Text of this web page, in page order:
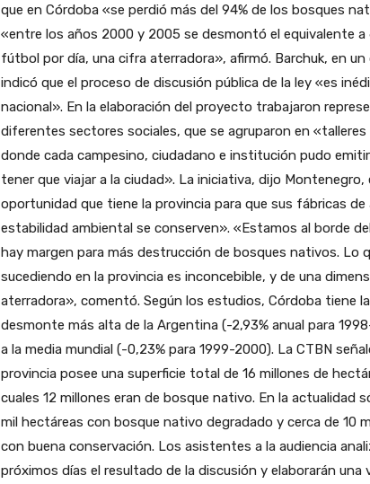
que en Córdoba «se perdió más del 94% de los bosques
«entre los años 2000 y 2005 se desmontó el equivalente a
fútbol por día, una cifra aterradora», afirmó. Barchuk, en un
indicó que el proceso de discusión pública de la ley «es
nacional». En la elaboración del proyecto trabajaron
diferentes sectores sociales, que se agruparon en «talleres
donde cada campesino, ciudadano e institución pudo
tener que viajar a la ciudad». La iniciativa, dijo Montenegro,
oportunidad que tiene la provincia para que sus fábricas de
estabilidad ambiental se conserven». «Estamos al borde
hay margen para más destrucción de bosques nativos. Lo
sucediendo en la provincia es inconcebible, y de una
aterradora», comentó. Según los estudios, Córdoba tiene
desmonte más alta de la Argentina (-2,93% anual para
a la media mundial (-0,23% para 1999-2000). La CTBN
provincia posee una superficie total de 16 millones de
cuales 12 millones eran de bosque nativo. En la actualidad
mil hectáreas con bosque nativo degradado y cerca de 10
con buena conservación. Los asistentes a la audiencia
próximos días el resultado de la discusión y elaborarán una